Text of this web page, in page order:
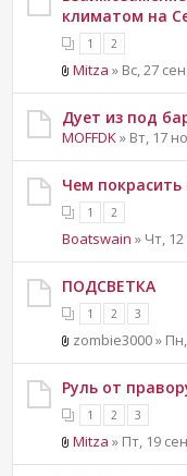
климатом на
1 2
Mitza » Вс, 27
Дует из под
MOFFDK » Вт, 17
Чем покрасить
1 2
Boatswain » Чт,
ПОДСВЕТКА
1 2 3
zombie3000 »
Руль от
1 2 3
Mitza » Пт, 19